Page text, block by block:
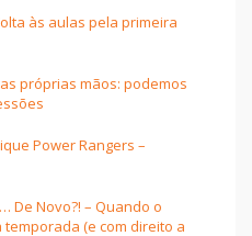
às aulas pela primeira
próprias mãos: podemos
Power Rangers –
De Novo?! – Quando o
(e com direito a